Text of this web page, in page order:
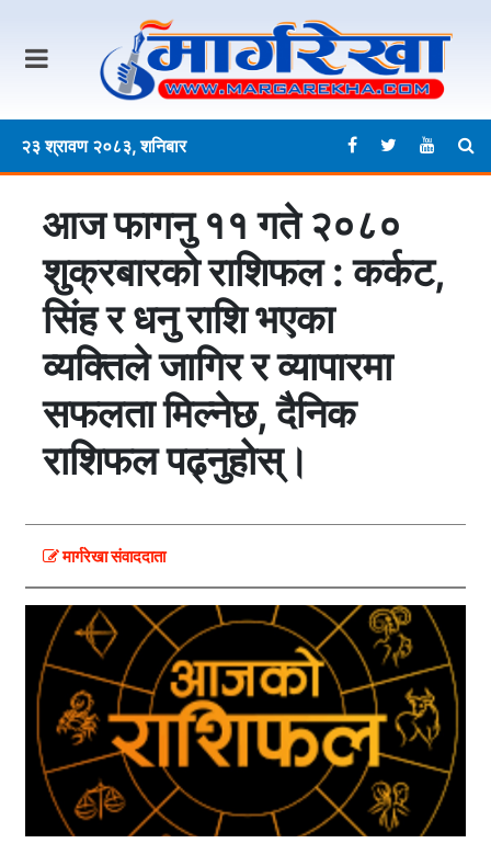
२३ श्रावण २०८३, शनिबार
आज फागनु ११ गते २०८०
शुक्रबारकाे राशिफल : कर्कट,
सिंह र धनु राशि भएका
व्यक्तिले जागिर र व्यापारमा
सफलता मिल्नेछ, दैनिक
राशिफल पढ्नुहोस्।
मार्गरेखा संवाददाता